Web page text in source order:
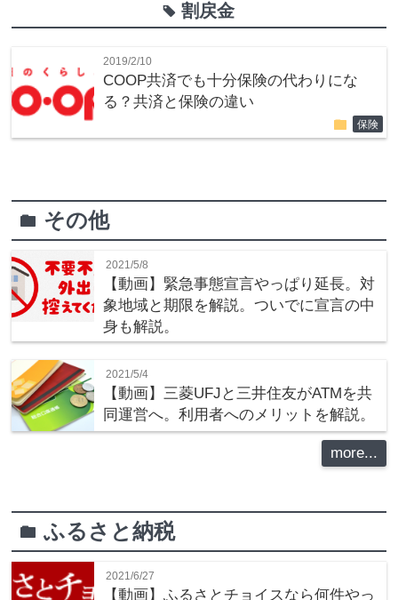
tag 割戻金
2019/2/10
COOP共済でも十分保険の代わりにな
る？共済と保険の違い
folder 保険
folder その他
2021/5/8
【動画】緊急事態宣言やっぱり延長。対
象地域と期限を解説。ついでに宣言の中
身も解説。
2021/5/4
【動画】三菱UFJと三井住友がATMを共
同運営へ。利用者へのメリットを解説。
more...
folderふるさと納税
2021/6/27
【動画】ふるさとチョイスなら何件やっ